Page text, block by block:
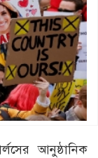
আনুষ্ঠানিক